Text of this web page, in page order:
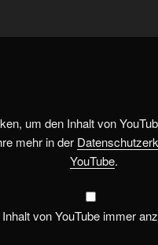
um den Inhalt von
mehr in der
YouTube.
Inhalt von YouTube immer